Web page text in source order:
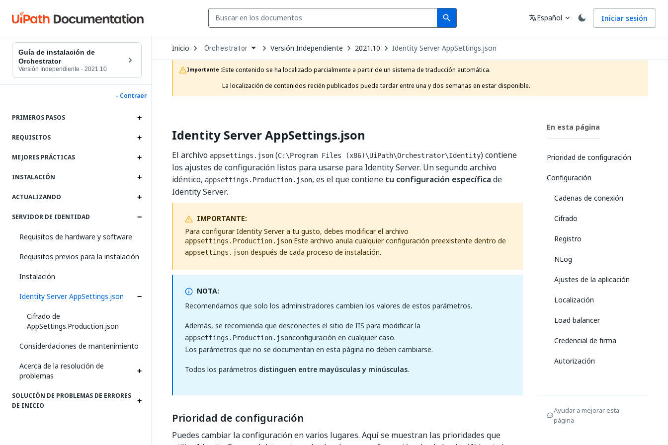
search
Search Idioma
translateEspañol expand_more Iniciar sesión
Guía de instalación de
Orchestrator
Versión Independiente · 2021.10
- Contraer
PRIMEROS PASOS
REQUISITOS
MEJORES PRÁCTICAS
INSTALACIÓN
ACTUALIZANDO
SERVIDOR DE IDENTIDAD
Requisitos de hardware y software
Requisitos previos para la instalación
Instalación
Identity Server AppSettings.json
Cifrado de
AppSettings.Production.json
Considerdaciones de mantenimiento
Acerca de la resolución de
problemas
SOLUCIÓN DE PROBLEMAS DE ERRORES
DE INICIO
Inicio Open
Dropdown
to
choose
product
Orchestrator Versión Independiente 2021.10 Identity Server AppSettings.json
Importante :Este contenido se ha localizado parcialmente a partir de un sistema de traducción automática.
La localización de contenidos recién publicados puede tardar entre una y dos semanas en estar disponible.
Identity Server AppSettings.json
El archivo appsettings.json (C:\Program Files (x86)\UiPath\Orchestrator\Identity) contiene
los ajustes de configuración listos para usarse para Identity Server. Un segundo archivo
idéntico, appsettings.Production.json, es el que contiene tu configuración específica de
Identity Server.
IMPORTANTE:
Para configurar Identity Server a tu gusto, debes modificar el archivo
appsettings.Production.json.Este archivo anula cualquier configuración preexistente dentro de
appsettings.json después de cada proceso de instalación.
NOTA:
Recomendamos que solo los administradores cambien los valores de estos parámetros.
Además, se recomienda que desconectes el sitio de IIS para modificar la
appsettings.Production.jsonconfiguración en cualquier caso.
Los parámetros que no se documentan en esta página no deben cambiarse.
Todos los parámetros distinguen entre mayúsculas y minúsculas.
Prioridad de configuración
Puedes cambiar la configuración en varios lugares. Aquí se muestran las prioridades que
En esta página
Prioridad de configuración
Configuración
Cadenas de conexión
Cifrado
Registro
NLog
Ajustes de la aplicación
Localización
Load balancer
Credencial de firma
Autorización
Ayudar a mejorar esta
página